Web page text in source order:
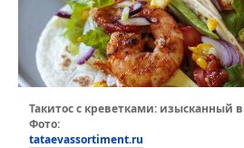
Такитос с креветками: изысканный
Фото:
tataevassortiment.ru